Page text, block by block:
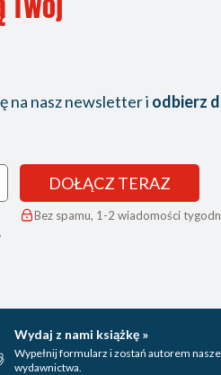
na nasz newsletter i odbierz
DOŁĄCZ TERAZ
Bez spamu, 1-2 wiadomości
Wydaj z nami książkę »
Wypełnij formularz i zostań autorem
wydawnictwa.